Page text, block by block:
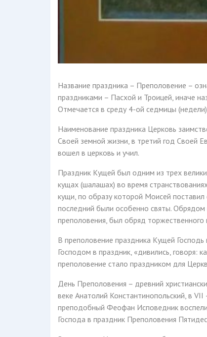
Название праздника – Преполовение –
праздниками – Пасхой и Троицей, иначе
Отмечается в среду 4-ой седмицы
Наименование праздника Церковь
Своей земной жизни, в третий год Своей
вошел в церковь и учил.
Праздник Кущей был одним из трех
кущах (шалашах) во время
кущи, по образу которой Моисей
последний были особенно святы. Обрядом
преполовения, был обряд торжественного
В преполовение праздника Кущей
Господом в праздник, «дивились, говоря:
преполовение стало праздником для
День Преполовения – древний
веке Анатолий Константинопольский, в
преподобный Феофан Исповедник
Господа в праздник Преполовения